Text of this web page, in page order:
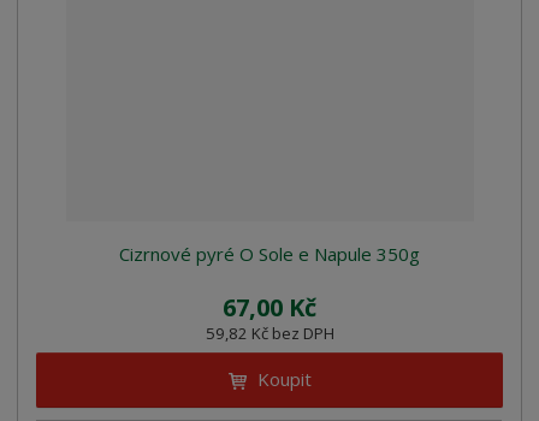
Cizrnové pyré O Sole e Napule 350g
67,00 Kč
59,82 Kč bez DPH
Koupit